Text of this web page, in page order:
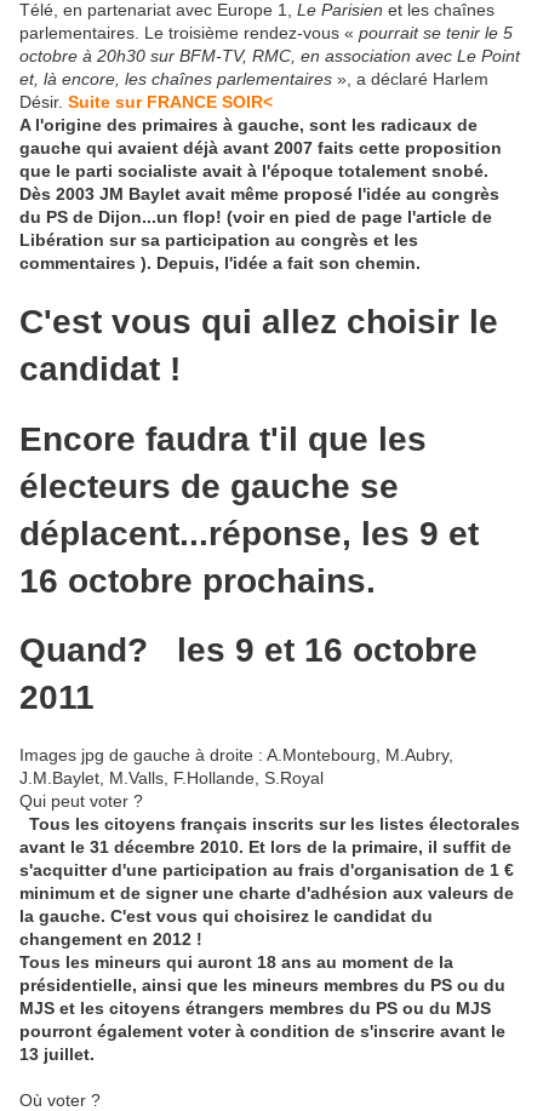
Télé, en partenariat avec Europe 1, Le Parisien et les chaînes
parlementaires. Le troisième rendez-vous « pourrait se tenir le 5
octobre à 20h30 sur BFM-TV, RMC, en association avec Le Point
et, là encore, les chaînes parlementaires », a déclaré Harlem
Désir. Suite sur FRANCE SOIR<
A l'origine des primaires à gauche, sont les radicaux de
gauche qui avaient déjà avant 2007 faits cette proposition
que le parti socialiste avait à l'époque totalement snobé.
Dès 2003 JM Baylet avait même proposé l'idée au congrès
du PS de Dijon...un flop! (voir en pied de page l'article de
Libération sur sa participation au congrès et les
commentaires ). Depuis, l'idée a fait son chemin.
C'est vous qui allez choisir le
candidat !
Encore faudra t'il que les
électeurs de gauche se
déplacent...réponse, les 9 et
16 octobre prochains.
Quand? les 9 et 16 octobre
2011
Images jpg de gauche à droite : A.Montebourg, M.Aubry,
J.M.Baylet, M.Valls, F.Hollande, S.Royal
Qui peut voter ?
Tous les citoyens français inscrits sur les listes électorales
avant le 31 décembre 2010. Et lors de la primaire, il suffit de
s'acquitter d'une participation au frais d'organisation de 1 €
minimum et de signer une charte d'adhésion aux valeurs de
la gauche. C'est vous qui choisirez le candidat du
changement en 2012 !
Tous les mineurs qui auront 18 ans au moment de la
présidentielle, ainsi que les mineurs membres du PS ou du
MJS et les citoyens étrangers membres du PS ou du MJS
pourront également voter à condition de s'inscrire avant le
13 juillet.
Où voter ?